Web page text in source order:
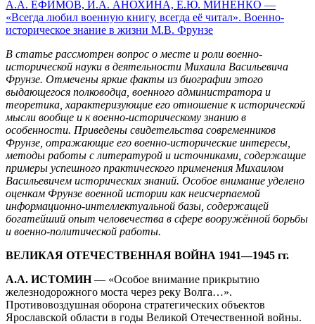
А.А. ЕФИМОВ, И.А. АНОХИНА, Е.Ю. МИНЕНКО —
«Всегда любил военную книгу, всегда её читал». Военно-
историческое знание в жизни М.В. Фрунзе
В статье рассмотрен вопрос о месте и роли военно-
исторической науки в деятельности Михаила Васильевича
Фрунзе. Отмечены яркие факты из биографии этого
выдающегося полководца, военного администратора и
теоретика, характеризующие его отношение к исторической
мысли вообще и к военно-историческому знанию в
особенности. Приведены свидетельства современников
Фрунзе, отражающие его военно-исторические интересы,
методы работы с литературой и источниками, содержащие
примеры успешного практического применения Михаилом
Васильевичем исторических знаний. Особое внимание уделено
оценкам Фрунзе военной истории как неисчерпаемой
информационно-интеллектуальной базы, содержащей
богатейший опыт человечества в сфере вооружённой борьбы
и военно-политической работы.
ВЕЛИКАЯ ОТЕЧЕСТВЕННАЯ ВОЙНА 1941—1945 гг.
А.А. ИСТОМИН— «Особое внимание прикрытию
железнодорожного моста через реку Волга…».
Противовоздушная оборона стратегических объектов
Ярославской области в годы Великой Отечественной войны.